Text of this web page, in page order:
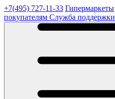
+7(495) 727-11-33 Гипермаркеты
покупателям Служба поддержки